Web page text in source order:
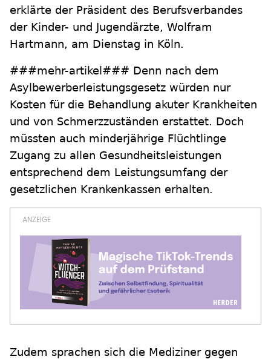
erklärte der Präsident des Berufsverbandes
der Kinder- und Jugendärzte, Wolfram
Hartmann, am Dienstag in Köln.
###mehr-artikel### Denn nach dem
Asylbewerberleistungsgesetz würden nur
Kosten für die Behandlung akuter Krankheiten
und von Schmerzzuständen erstattet. Doch
müssten auch minderjährige Flüchtlinge
Zugang zu allen Gesundheitsleistungen
entsprechend dem Leistungsumfang der
gesetzlichen Krankenkassen erhalten.
Zudem sprachen sich die Mediziner gegen